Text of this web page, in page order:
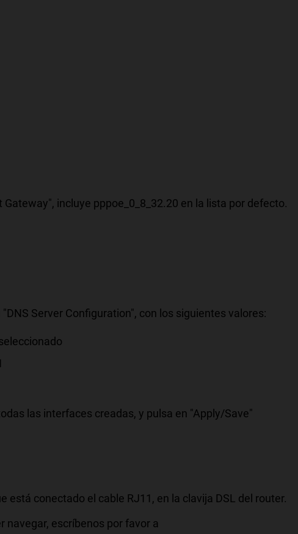
Gateway", incluye pppoe_0_8_32.20 en la lista por defecto.
Server Configuration", con los siguientes valores:
las interfaces creadas, y pulsa en "Apply/Save"
está conectado el cable RJ11, en la clavija DSL del router.
navegar, escríbenos por favor a